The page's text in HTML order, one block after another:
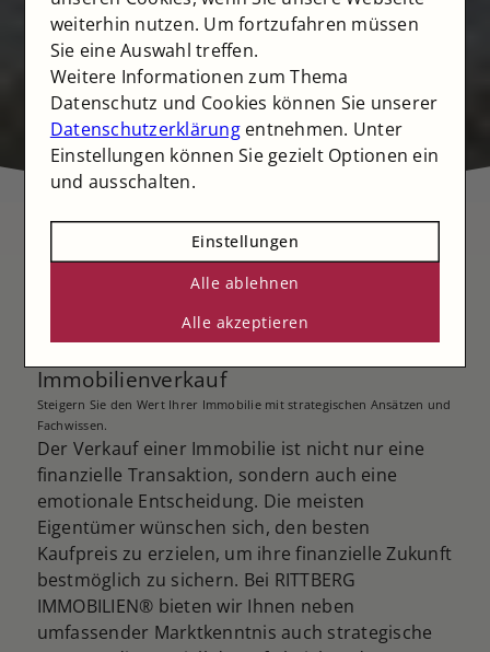
Kaufpreisoptimierung: So erzielen Sie
den höchsten Profit beim
Immobilienverkauf
Steigern Sie den Wert Ihrer Immobilie mit strategischen Ansätzen und
Fachwissen.
Der Verkauf einer Immobilie ist nicht nur eine
finanzielle Transaktion, sondern auch eine
emotionale Entscheidung. Die meisten
Eigentümer wünschen sich, den besten
Kaufpreis zu erzielen, um ihre finanzielle Zukunft
bestmöglich zu sichern. Bei RITTBERG
IMMOBILIEN® bieten wir Ihnen neben
umfassender Marktkenntnis auch strategische
weiterhin nutzen. Um fortzufahren müssen
Sie eine Auswahl treffen.
Weitere Informationen zum Thema
Datenschutz und Cookies können Sie unserer
Datenschutzerklärungentnehmen. Unter
Einstellungen können Sie gezielt Optionen ein
und ausschalten.
Einstellungen
Alle ablehnen
Alle akzeptieren